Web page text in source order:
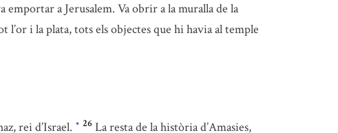
emportar a Jerusalem. Va obrir a la muralla de la
l’or i la plata, tots els objectes que hi havia al temple
rei d’Israel. * 26 La resta de la història d’Amasies,